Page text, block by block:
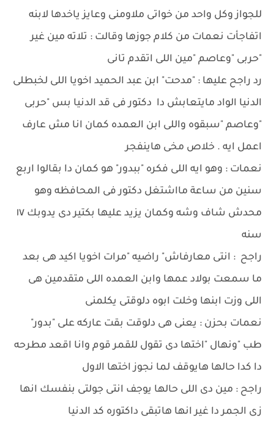
للجواز وكل واحد من خواتى ملاومنى وعايز ياخدها لابنه
اتفاجأت نعمات من كلام جوزها وقالت : تلاته مين غير
"حربى "وعاصم "مين اللى اتقدم تانى
رد راجح عليها : "مدحت" ابن عبد الحميد اخويا اللى لخبطلى
الدنيا الواد مايتعابش دا دكتور فى قد الدنيا بس "حربى
"وعاصم "سبقوه واللى ابن العمده كمان انا مش عارف
اعمل ايه . خلاص مخى هاينفجر
نعمات : وهو ايه اللى فكره "ببدور" هو كمان دا بقالوا اربع
سنين من ساعة مااشتغل دكتور فى المحافظه وهو
محدش شاف وشه وكمان يزيد عليها بكتير دى يدوبك ١٧
سنه
راجح : انتى معارفاش" راضيه "مرات اخويا اكيد هى بعد
ما سمعت بولاد عمها وابن العمده اللى متقدمين هى
اللى وزت ابنها وخلت ابوه دلوقتى يكلمنى
نعمات بحزن : يعنى هى دلوقت بقت عاركه على "بدور"
طب "ونهال "اختها دى تقول للقمر قوم وانا اقعد مطرحه
دا كدا حالها هايوقف لما نجوز اختها الاول
راجح : مين دى اللى حالها يوجف انتى جولتى بنفسك انها
زى الجمر دا غير انها هاتبقى داكتوره كد الدنيا